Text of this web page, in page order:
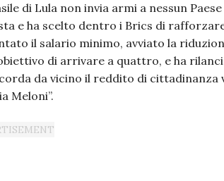
di Lula non invia armi a nessun
e ha scelto dentro i Brics di
il salario minimo, avviato la
di arrivare a quattro, e ha
da vicino il reddito di
Meloni”.